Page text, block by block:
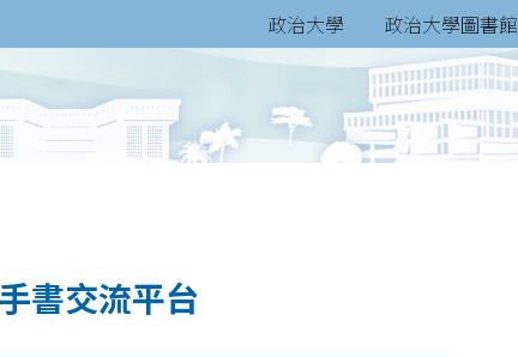
政治大學 政治大學圖書館
書交流平台